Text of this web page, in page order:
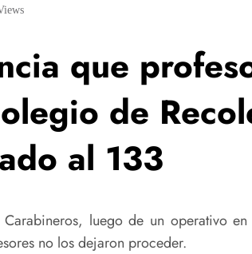
que
de
al 133
luego de un operativo
no los dejaron proceder.